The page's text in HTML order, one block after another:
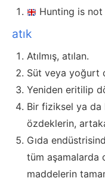
Hunting is
atık
Atılmış, atılan.
Süt veya yoğurt
Yeniden eritilip
Bir fiziksel ya da
özdeklerin,
Gıda
tüm aşamalarda
maddelerin